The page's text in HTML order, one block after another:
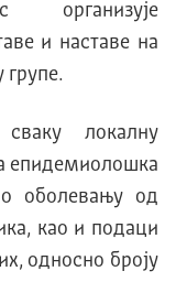
организује
и наставе на
локалну
епидемиолошка
о оболевању од
као и подаци
односно броју